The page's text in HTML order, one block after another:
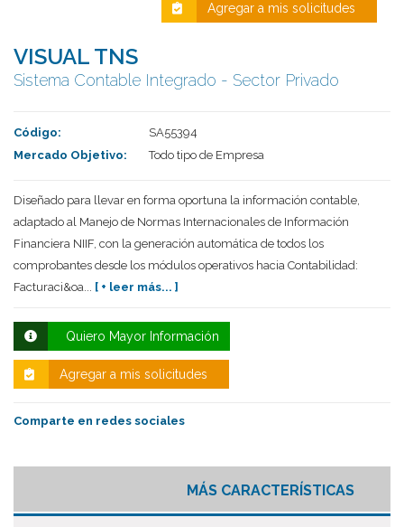
Deseo recibir información de otros Productos /
SI
Al enviar este formulario aceptas nuestra
política de tratamiento datos personales.
Enviar
Agregar a mis solicitudes
VISUAL TNS
Sistema Contable Integrado - Sector Privado
Código:
SA55394
Mercado Objetivo:
Todo tipo de Empresa
Diseñado para llevar en forma oportuna la información contable,
adaptado al Manejo de Normas Internacionales de Información
Financiera NIIF, con la generación automática de todos los
comprobantes desde los módulos operativos hacia Contabilidad:
Facturaci&oa... [ + leer más... ]
Quiero Mayor Información
Agregar a mis solicitudes
Comparte en redes sociales
MÁS CARACTERÍSTICAS